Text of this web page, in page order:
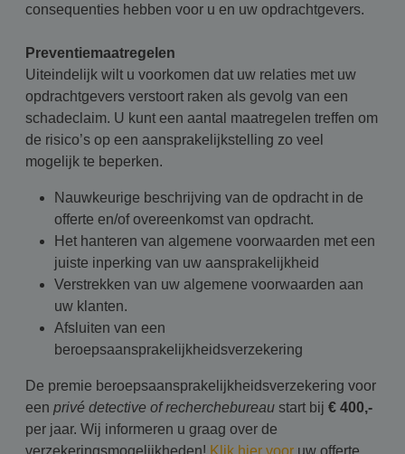
consequenties hebben voor u en uw opdrachtgevers.
Preventiemaatregelen
Uiteindelijk wilt u voorkomen dat uw relaties met uw
opdrachtgevers verstoort raken als gevolg van een
schadeclaim. U kunt een aantal maatregelen treffen om
de risico’s op een aansprakelijkstelling zo veel
mogelijk te beperken.
Nauwkeurige beschrijving van de opdracht in de
offerte en/of overeenkomst van opdracht.
Het hanteren van algemene voorwaarden met een
juiste inperking van uw aansprakelijkheid
Verstrekken van uw algemene voorwaarden aan
uw klanten.
Afsluiten van een
beroepsaansprakelijkheidsverzekering
De premie beroepsaansprakelijkheidsverzekering voor
een privé detective of recherchebureau start bij € 400,-
per jaar. Wij informeren u graag over de
verzekeringsmogelijkheden! Klik hier voor uw offerte